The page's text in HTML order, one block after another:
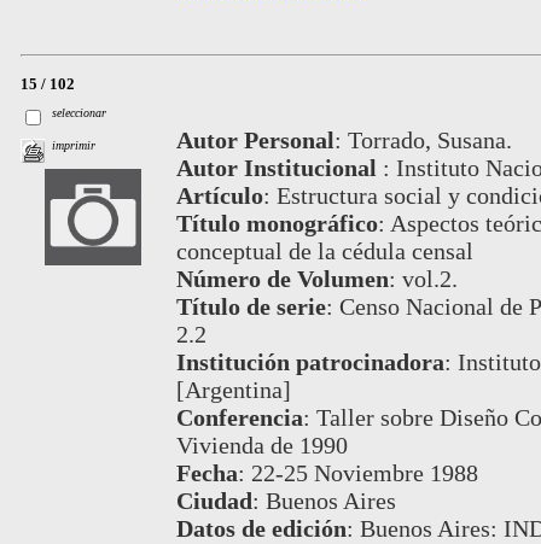
15 / 102
seleccionar
imprimir Autor Personal: Torrado, Susana.
Autor Institucional : Instituto
Artículo: Estructura social y
Título monográfico: Aspectos
conceptual de la cédula censal
Número de Volumen: vol.2.
Título de serie: Censo Nacional de
2.2
Institución patrocinadora:
[Argentina]
Conferencia: Taller sobre Diseño
Vivienda de 1990
Fecha: 22-25 Noviembre 1988
Ciudad: Buenos Aires
Datos de edición: Buenos Aires: